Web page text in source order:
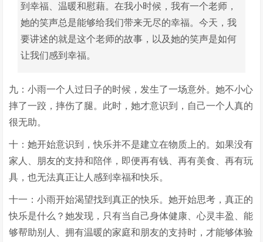
到幸福、温暖和慰藉。在我小时候，我有一个老师，
她的笑声总是能够给我们带来无尽的幸福。今天，我
要讲述的就是这个老师的故事，以及她的笑声是如何
让我们感到幸福。
九：小雨一个人过日子的时候，发生了一场意外。她不小心
摔了一跤，摔伤了腿。此时，她才意识到，自己一个人真的
很无助。
十：她开始意识到，快乐并不是建立在物质上的。如果没有
家人、朋友的支持和陪伴，即便再有钱、再有美食、再有玩
具，也无法真正让人感到幸福和快乐。
十一：小雨开始渴望找到真正的快乐。她开始思考，真正的
快乐是什么？她发现，只有当自己身体健康、心灵丰盈、能
够帮助别人、拥有温暖的家庭和朋友的支持时，才能够体验